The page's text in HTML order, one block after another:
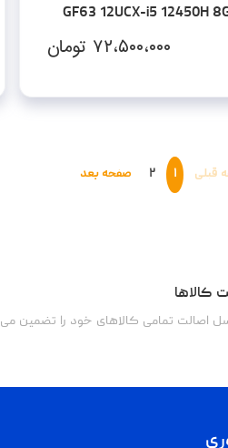
GF63 12UCX-i5 12450H
۷۲،۵۰۰،۰۰۰ تومان
قبلی ۱ ۲ صفحه بعد
کالاها
اصالت تمامی کالاهای خود را تضمین می